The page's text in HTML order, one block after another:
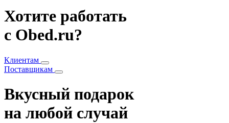
Хотите работать
с Obed.ru?
Клиентам
Поставщикам
Вкусный подарок
на любой случай